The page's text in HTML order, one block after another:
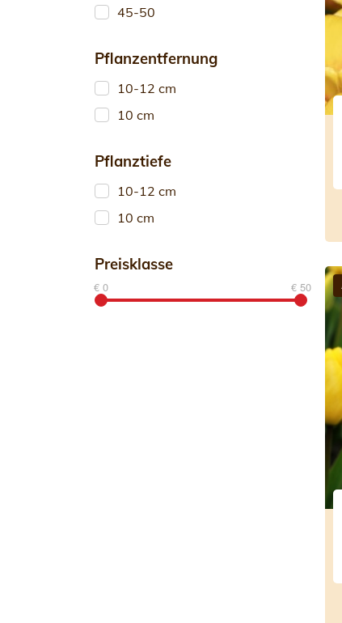
45-50
Pflanzentfernung
10-12 cm
10 cm
Pflanztiefe
10-12 cm
10 cm
Preisklasse
€ 0 € 50